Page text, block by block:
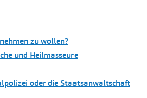
zu wollen?
und Heilmasseure
oder die Staatsanwaltschaft